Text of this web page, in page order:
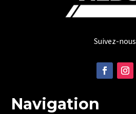
Suivez-nous
Navigation